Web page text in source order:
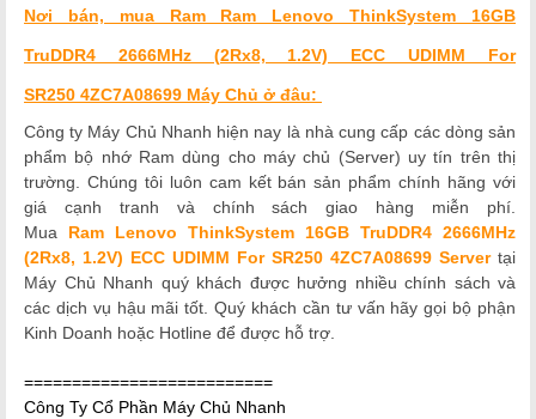
Nơi bán, mua Ram Ram Lenovo ThinkSystem 16GB
TruDDR4 2666MHz (2Rx8, 1.2V) ECC UDIMM For
SR250 4ZC7A08699 Máy Chủ ở đâu:
Công ty Máy Chủ Nhanh hiện nay là nhà cung cấp các dòng sản
phẩm bộ nhớ Ram dùng cho máy chủ (Server) uy tín trên thị
trường. Chúng tôi luôn cam kết bán sản phẩm chính hãng với
giá cạnh tranh và chính sách giao hàng miễn phí.
Mua Ram Lenovo ThinkSystem 16GB TruDDR4 2666MHz
(2Rx8, 1.2V) ECC UDIMM For SR250 4ZC7A08699 Server tại
Máy Chủ Nhanh quý khách được hưởng nhiều chính sách và
các dịch vụ hậu mãi tốt. Quý khách cần tư vấn hãy gọi bộ phận
Kinh Doanh hoặc Hotline để được hỗ trợ.
==========================
Công Ty Cổ Phần Máy Chủ Nhanh